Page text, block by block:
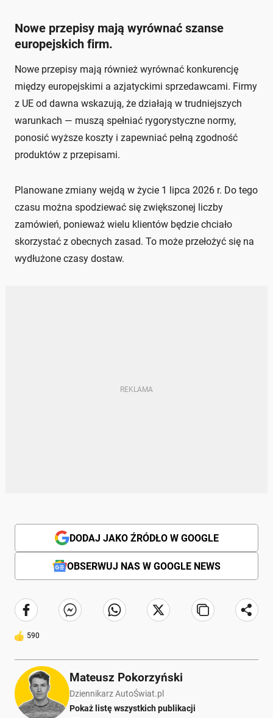
Nowe przepisy mają wyrównać szanse
europejskich firm.
Nowe przepisy mają również wyrównać konkurencję
między europejskimi a azjatyckimi sprzedawcami. Firmy
z UE od dawna wskazują, że działają w trudniejszych
warunkach — muszą spełniać rygorystyczne normy,
ponosić wyższe koszty i zapewniać pełną zgodność
produktów z przepisami.
Planowane zmiany wejdą w życie 1 lipca 2026 r. Do tego
czasu można spodziewać się zwiększonej liczby
zamówień, ponieważ wielu klientów będzie chciało
skorzystać z obecnych zasad. To może przełożyć się na
wydłużone czasy dostaw.
DODAJ JAKO ŹRÓDŁO W GOOGLE
OBSERWUJ NAS W GOOGLE NEWS
590
Mateusz Pokorzyński
Dziennikarz AutoŚwiat.pl
Pokaż listę wszystkich publikacji